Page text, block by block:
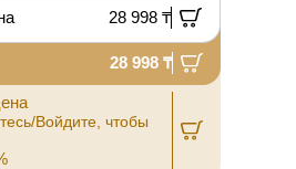
28 998 ₸
28 998 ₸
Войдите, чтобы